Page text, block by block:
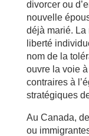
divorcer ou
nouvelle
déjà marié.
liberté
nom de la
ouvre la voie
contraires à
stratégiques
Au Canada,
ou